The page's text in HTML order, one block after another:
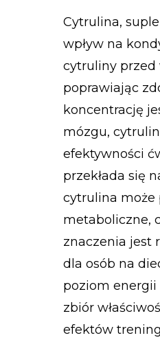
Cytrulina,
wpływ na
cytruliny przed
poprawiając
koncentrację
mózgu,
efektywności
przekłada się
cytrulina może
metaboliczne,
znaczenia jest
dla osób na
poziom energii
zbiór
efektów